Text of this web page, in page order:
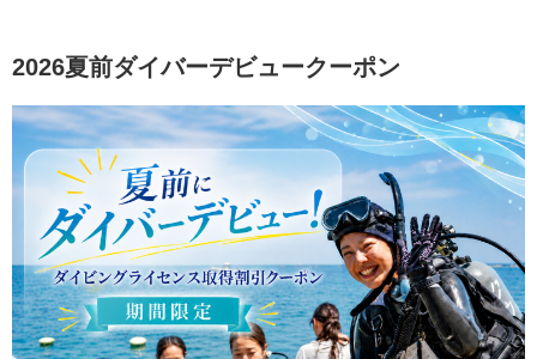
2026夏前ダイバーデビュークーポン